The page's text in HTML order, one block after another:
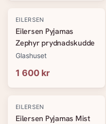
EILERSEN
Eilersen Pyjamas
Zephyr prydnadskudde
Glashuset
1 600 kr
EILERSEN
Eilersen Pyjamas Mist